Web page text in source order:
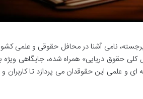
نامی آشنا در محافل حقوقی و علمی
حقوق دریایی» همراه شده، جایگاهی ویژه
و علمی این حقوقدان می پردازد تا کاربران و